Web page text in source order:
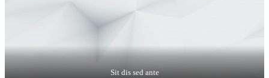
Sit dis sed ante